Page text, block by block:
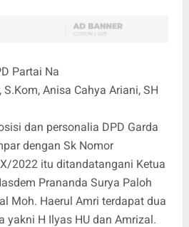
Partai Na
S.Kom, Anisa Cahya Ariani, SH
dan personalia DPD Garda
dengan Sk Nomor
2022 itu ditandatangani Ketua
Prananda Surya Paloh
Moh. Haerul Amri terdapat dua
yakni H Ilyas HU dan Amrizal.